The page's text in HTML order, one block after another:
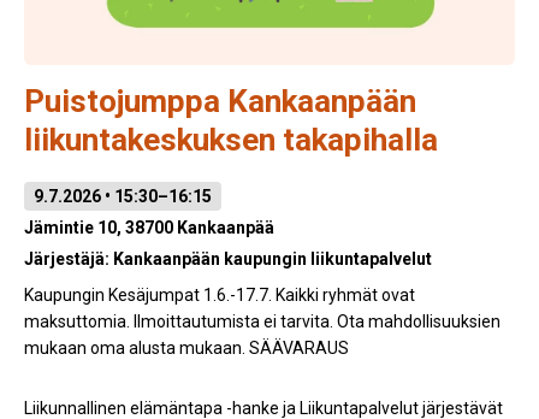
Puistojumppa Kankaanpään
liikuntakeskuksen takapihalla
9.7.2026 • 15:30–16:15
Jämintie 10, 38700 Kankaanpää
Järjestäjä: Kankaanpään kaupungin liikuntapalvelut
Kaupungin Kesäjumpat 1.6.-17.7. Kaikki ryhmät ovat
maksuttomia. Ilmoittautumista ei tarvita. Ota mahdollisuuksien
mukaan oma alusta mukaan. SÄÄVARAUS
Liikunnallinen elämäntapa -hanke ja Liikuntapalvelut järjestävät